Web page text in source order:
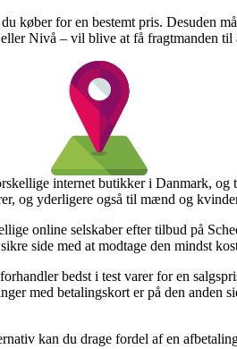
køber for en bestemt pris. Desuden
Nivå – vil blive at få fragtmanden til
internet butikker i Danmark,
og yderligere også til mænd og
online selskaber efter tilbud på
side med at modtage den mindst
bedst i test varer for en
med betalingskort er på den anden
kan du drage fordel af en